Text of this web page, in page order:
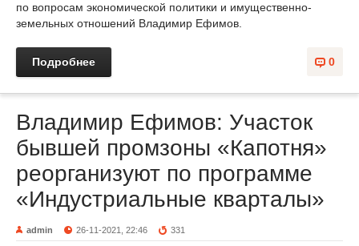
по вопросам экономической политики и имущественно-
земельных отношений Владимир Ефимов.
0
Подробнее
Владимир Ефимов: Участок
бывшей промзоны «Капотня»
реорганизуют по программе
«Индустриальные кварталы»
admin 26-11-2021, 22:46 331